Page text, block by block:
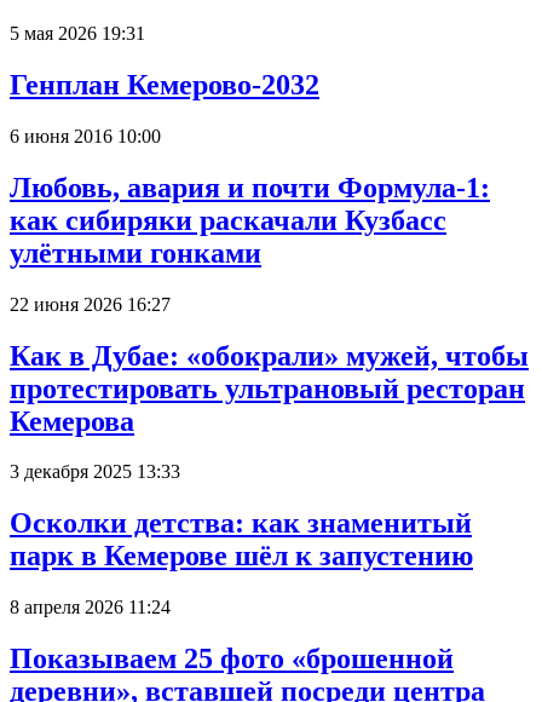
5 мая 2026 19:31
Генплан Кемерово-2032
6 июня 2016 10:00
Любовь, авария и почти Формула-1:
как сибиряки раскачали Кузбасс
улётными гонками
22 июня 2026 16:27
Как в Дубае: «обокрали» мужей, чтобы
протестировать ультрановый ресторан
Кемерова
3 декабря 2025 13:33
Осколки детства: как знаменитый
парк в Кемерове шёл к запустению
8 апреля 2026 11:24
Показываем 25 фото «брошенной
деревни», вставшей посреди центра